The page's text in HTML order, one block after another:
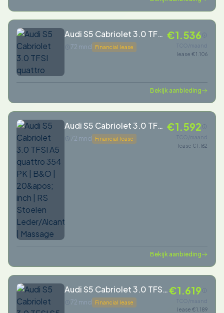
Audi S5 Cabriolet 3.0 TFSI
quattro
72 mnd Financial lease
€1.536
TCO/maand
lease €1.106
Bekijk aanbieding
Audi S5 Cabriolet 3.0 TFSI
A5 quattro 354 PK | B&O |
72 mnd Financial lease
€1.592
TCO/maand
lease €1.162
Bekijk aanbieding
Audi S5 Cabriolet 3.0 TFSI
S5 quattro 480pk
72 mnd Financial lease
€1.619
TCO/maand
lease €1.189